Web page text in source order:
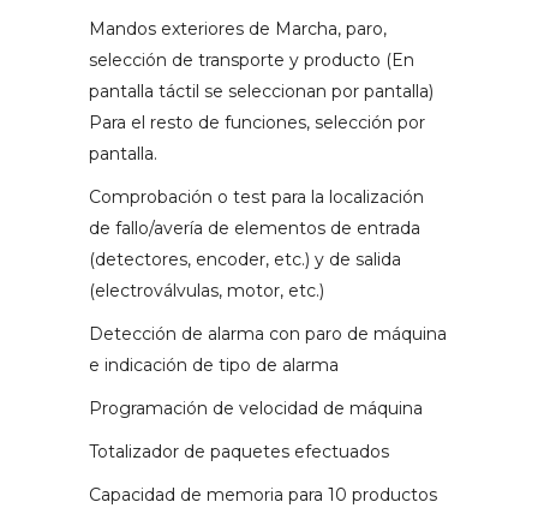
Mandos exteriores de Marcha, paro,
selección de transporte y producto (En
pantalla táctil se seleccionan por pantalla)
Para el resto de funciones, selección por
pantalla.
Comprobación o test para la localización
de fallo/avería de elementos de entrada
(detectores, encoder, etc.) y de salida
(electroválvulas, motor, etc.)
Detección de alarma con paro de máquina
e indicación de tipo de alarma
Programación de velocidad de máquina
Totalizador de paquetes efectuados
Capacidad de memoria para 10 productos